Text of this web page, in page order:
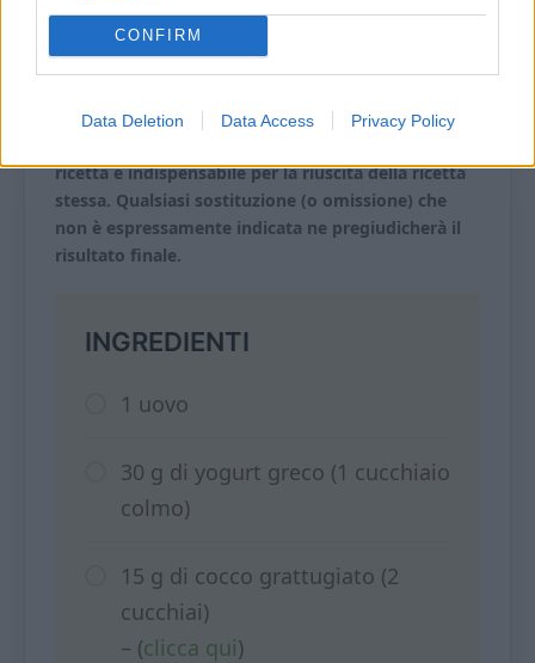
CONFIRM
Data Deletion Data Access Privacy Policy
1
5 minutes
Tempo di cottura
ricetta è indispensabile per la riuscita della ricetta
stessa. Qualsiasi sostituzione (o omissione) che
non è espressamente indicata ne pregiudicherà il
risultato finale.
INGREDIENTI
1 uovo
30 g di yogurt greco (1 cucchiaio
colmo)
15 g di cocco grattugiato (2
cucchiai)
– (clicca qui)